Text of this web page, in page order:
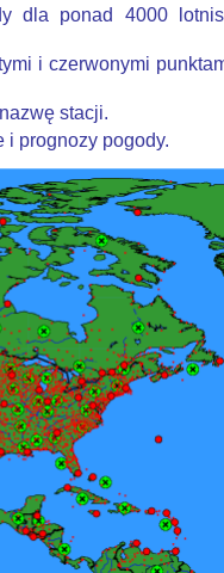
dla ponad 4000
i czerwonymi
stacji.
i prognozy pogody.